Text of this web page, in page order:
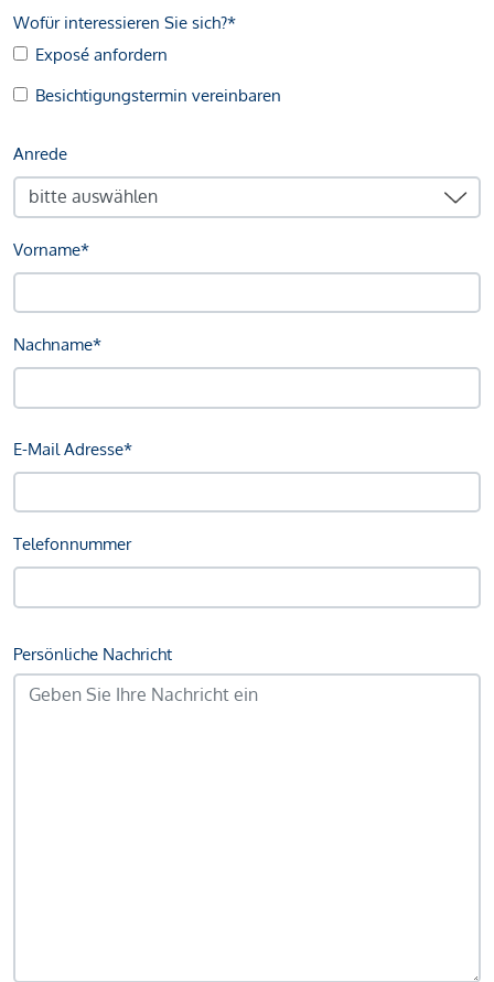
Wofür interessieren Sie sich?*
Exposé anfordern
Besichtigungstermin vereinbaren
Anrede
Vorname*
Nachname*
E-Mail Adresse*
Telefonnummer
Persönliche Nachricht